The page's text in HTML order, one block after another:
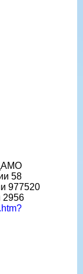
58
977520
2956